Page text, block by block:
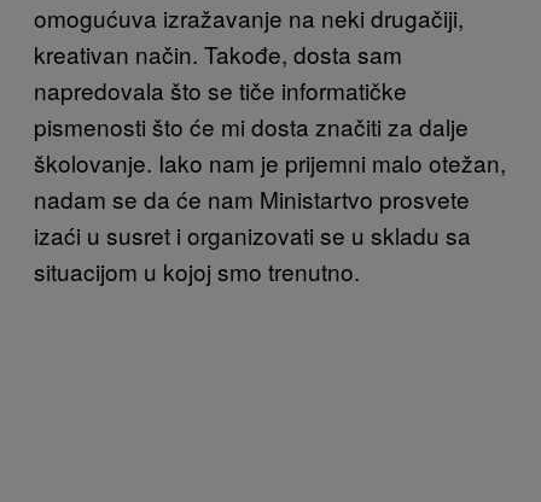
omogućuva izražavanje na neki drugačiji,
kreativan način. Takođe, dosta sam
napredovala što se tiče informatičke
pismenosti što će mi dosta značiti za dalje
školovanje. Iako nam je prijemni malo otežan,
nadam se da će nam Ministartvo prosvete
izaći u susret i organizovati se u skladu sa
situacijom u kojoj smo trenutno.